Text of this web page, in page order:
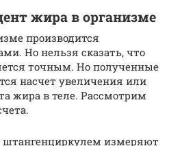
жира в организме
производится
Но нельзя сказать, что
точным. Но полученные
насчет увеличения или
жира в теле. Рассмотрим
измеряют